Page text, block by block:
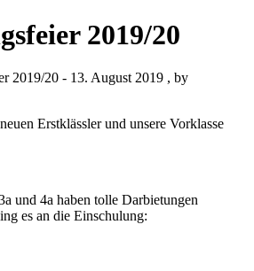
2019/20
2019/20 - 13. August 2019 , by
Erstklässler und unsere Vorklasse
und 4a haben tolle Darbietungen
es an die Einschulung: